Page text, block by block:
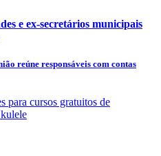
e ex-secretários municipais
reúne responsáveis com contas